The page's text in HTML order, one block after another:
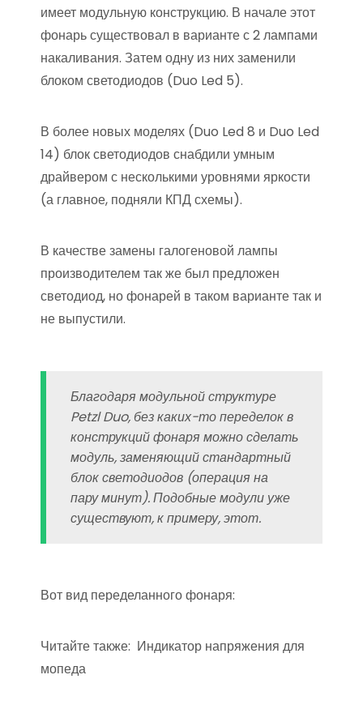
имеет модульную конструкцию. В начале этот
фонарь существовал в варианте с 2 лампами
накаливания. Затем одну из них заменили
блоком светодиодов (Duo Led 5).
В более новых моделях (Duo Led 8 и Duo Led
14) блок светодиодов снабдили умным
драйвером с несколькими уровнями яркости
(а главное, подняли КПД схемы).
В качестве замены галогеновой лампы
производителем так же был предложен
светодиод, но фонарей в таком варианте так и
не выпустили.
Благодаря модульной структуре
Petzl Duo, без каких-то переделок в
конструкций фонаря можно сделать
модуль, заменяющий стандартный
блок светодиодов (операция на
пару минут). Подобные модули уже
существуют, к примеру, этот.
Вот вид переделанного фонаря:
Читайте также: Индикатор напряжения для
мопеда